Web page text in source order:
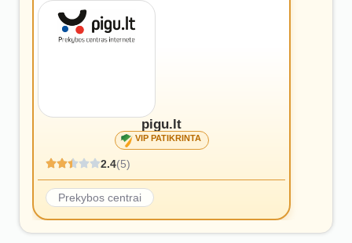
pigu.lt
VIP PATIKRINTA
2.4(5)
Prekybos centrai